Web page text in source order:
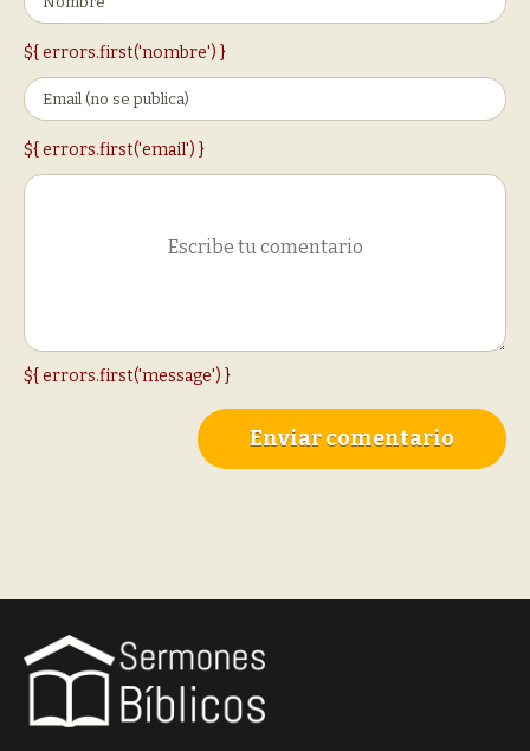
${ errors.first('nombre') }
${ errors.first('email') }
${ errors.first('message') }
Enviar comentario